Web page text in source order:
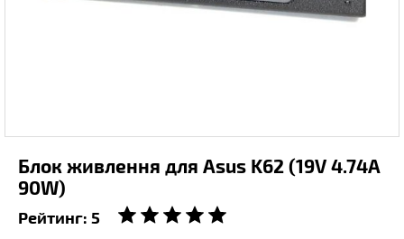
Блок живлення для Asus K62 (19V 4.74A
90W)
Рейтинг: 5